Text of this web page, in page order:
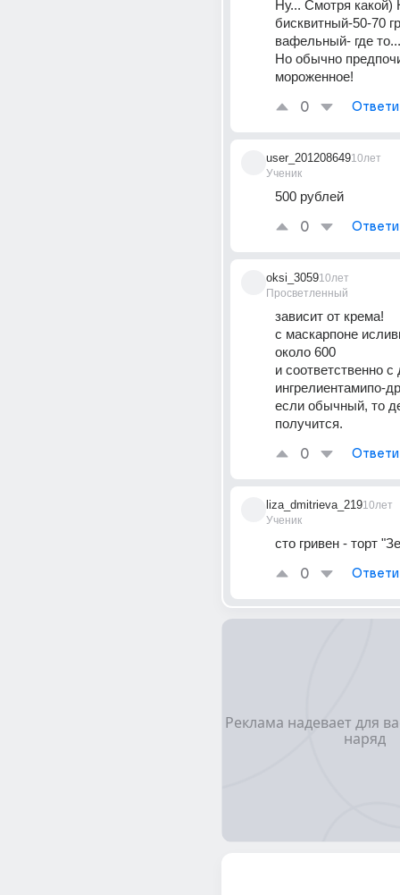
Ну... Смотря какой)
бисквитный-50-70
вафельный- где
Но обычно
мороженное!
0
user_201208649
Ученик
10лет
500 рублей
0
oksi_3059
Просветленный
10лет
зависит от крема!
с маскарпоне
около 600
и соответственно с
ингрелиентамипо-
если обычный, то
получится.
0
liza_dmitrieva_219
Ученик
10лет
сто гривен - торт
0